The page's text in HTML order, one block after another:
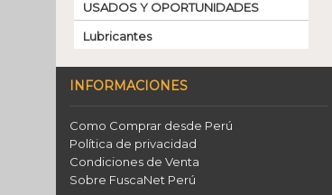
USADOS Y OPORTUNIDADES
Lubricantes
INFORMACIONES
Como Comprar desde Perú
Política de privacidad
Condiciones de Venta
Sobre FuscaNet Perú